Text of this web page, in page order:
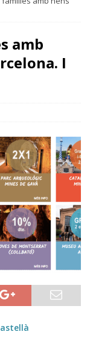
amb
I